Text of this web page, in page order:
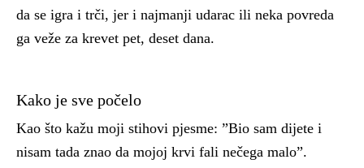
da se igra i trči, jer i najmanji udarac ili neka povreda
ga veže za krevet pet, deset dana.
Kako je sve počelo
Kao što kažu moji stihovi pjesme: ”Bio sam dijete i
nisam tada znao da mojoj krvi fali nečega malo”.